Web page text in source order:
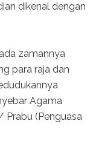
dikenal dengan
zamannya
para raja dan
Agama
Prabu (Penguasa